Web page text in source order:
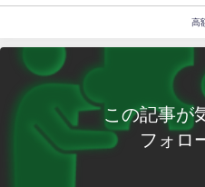
高
この記事が
フォロ